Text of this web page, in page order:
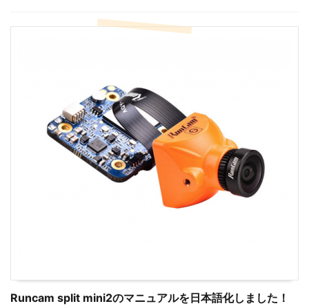
Runcam split mini2のマニュアルを日本語化しました！